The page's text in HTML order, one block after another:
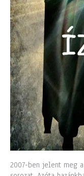
2007-ben jelent meg a